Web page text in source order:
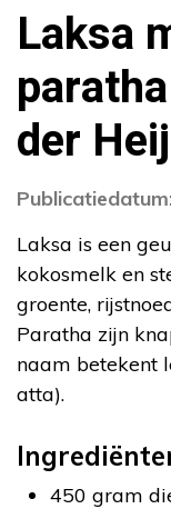
Laksa
der
Laksa is een
kokosmelk en
groente,
Paratha zijn
naam betekent
atta).
450 gram